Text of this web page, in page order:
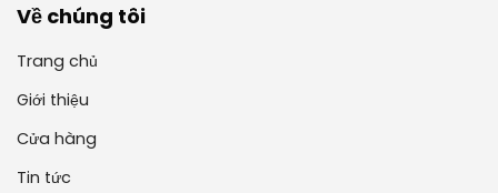
Về chúng tôi
Trang chủ
Giới thiệu
Cửa hàng
Tin tức